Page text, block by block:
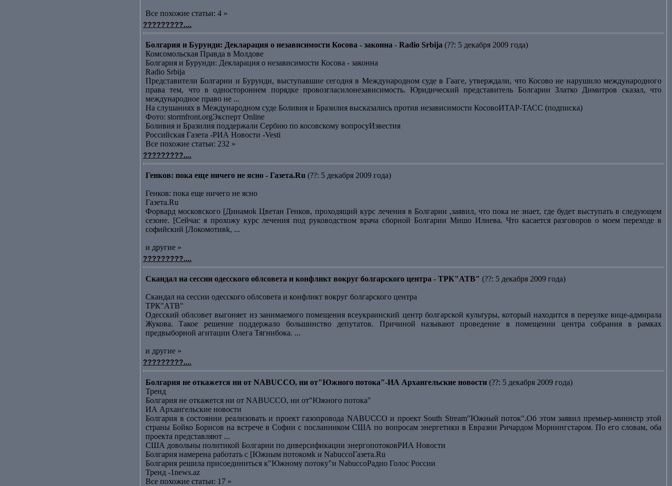
Все похожие статьи: 4 »
?????????....
Болгария и Бурунди: Декларация о независимости Косова - законна - Radio Srbija (??: 5 декабря 2009 года)
Комсомольская Правда в Молдове
Болгария и Бурунди: Декларация о независимости Косова - законна
Radio Srbija
Представители Болгарии и Бурунди, выступавшие сегодня в Международном суде в Гааге, утверждали, что Косово не нарушило международного
права тем, что в одностороннем порядке провозгласилонезависимость. Юридический представитель Болгарии Златко Димитров сказал, что
международное право не ...
На слушаниях в Международном суде Боливия и Бразилия высказались против независимости КосовоИТАР-ТАСС (подписка)
Фото: stormfront.orgЭксперт Online
Боливия и Бразилия поддержали Сербию по косовскому вопросуИзвестия
Российская Газета -РИА Новости -Vesti
Все похожие статьи: 232 »
?????????....
Генков: пока еще ничего не ясно - Газета.Ru (??: 5 декабря 2009 года)
Генков: пока еще ничего не ясно
Газета.Ru
Форвард московского [Динамоk Цветан Генков, проходящий курс лечения в Болгарии ,заявил, что пока не знает, где будет выступать в следующем
сезоне. [Сейчас я прохожу курс лечения под руководством врача сборной Болгарии Мишо Илиева. Что касается разговоров о моем переходе в
софийский [Локомотивk, ...
и другие »
?????????....
Скандал на сессии одесского облсовета и конфликт вокруг болгарского центра - ТРК"АТВ" (??: 5 декабря 2009 года)
Скандал на сессии одесского облсовета и конфликт вокруг болгарского центра
ТРК"АТВ"
Одесский облсовет выгоняет из занимаемого помещения всеукраинский центр болгарской культуры, который находится в переулке вице-адмирала
Жукова. Такое решение поддержало большинство депутатов. Причиной называют проведение в помещении центра собрания в рамках
предвыборной агитации Олега Тягнибока. ...
и другие »
?????????....
Болгария не откажется ни от NABUCCO, ни от"Южного потока"-ИА Архангельские новости (??: 5 декабря 2009 года)
Тренд
Болгария не откажется ни от NABUCCO, ни от"Южного потока"
ИА Архангельские новости
Болгария в состоянии реализовать и проект газопровода NABUCCO и проект South Stream"Южный поток".Об этом заявил премьер-министр этой
страны Бойко Борисов на встрече в Софии с посланником США по вопросам энергетики в Евразии Ричардом Морнингстаром. По его словам, оба
проекта представляют ...
США довольны политикой Болгарии по диверсификации энергопотоковРИА Новости
Болгария намерена работать с [Южным потокомk и NabuccoГазета.Ru
Болгария решила присоединиться к"Южному потоку"и NabuccoРадио Голос России
Тренд -1news.az
Все похожие статьи: 17 »